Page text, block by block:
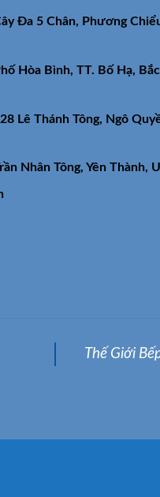
Đa 5 Chân, Phương
Hòa Bình, TT. Bố Hạ,
Lê Thánh Tông, Ngô
Nhân Tông, Yên Thành,
Thế Giới